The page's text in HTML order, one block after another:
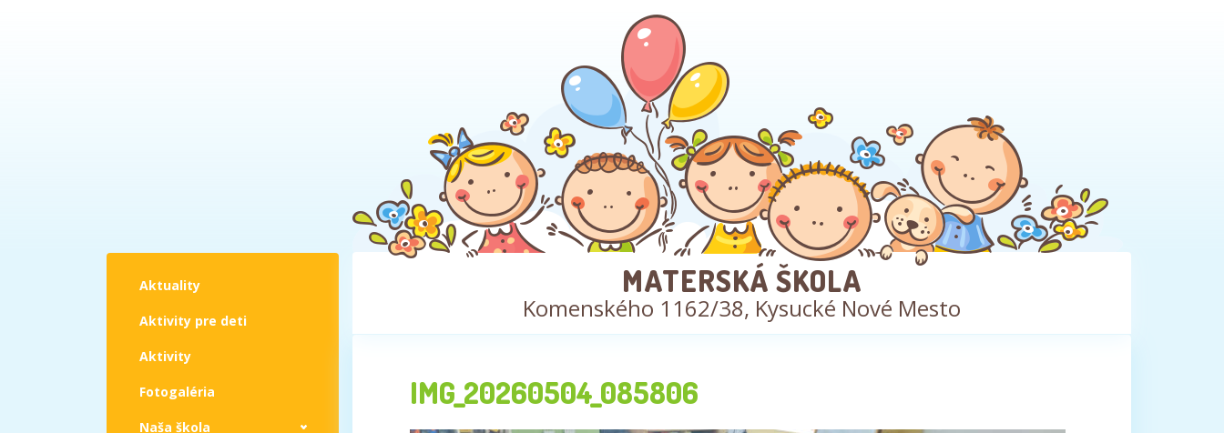
Aktuality
Aktivity pre deti
Aktivity
Fotogaléria
Naša škola
MATERSKÁ ŠKOLA
Komenského 1162/38, Kysucké Nové Mesto
IMG_20260504_085806